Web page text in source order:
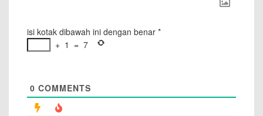
isi kotak dibawah ini dengan benar *
+ 1 = 7
0 COMMENTS